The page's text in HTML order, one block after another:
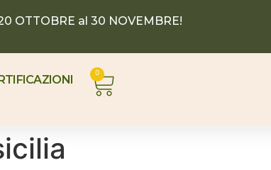
OTTOBRE al 30 NOVEMBRE!
0